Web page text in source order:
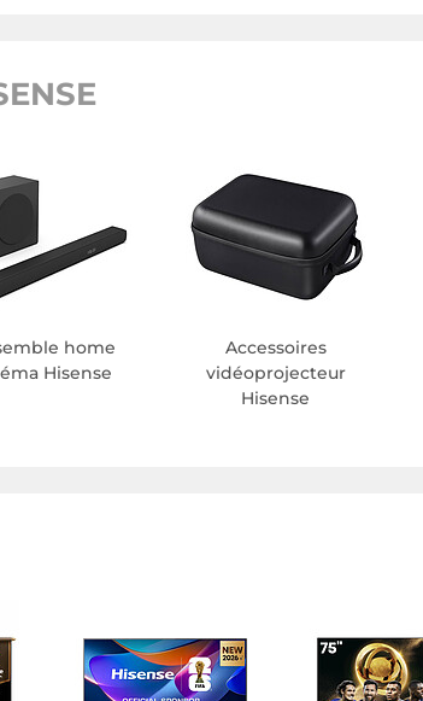
home
Hisense
Accessoires
vidéoprojecteur
Hisense